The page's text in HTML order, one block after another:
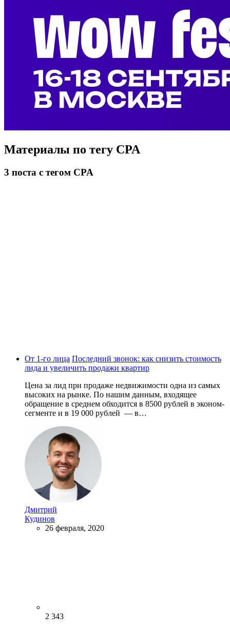
Материалы по тегу CPA
3 поста с тегом CPA
От 1-го лица Последний звонок: как снизить стоимость
лида и увеличить продажи квартир
Цена за лид при продаже недвижимости одна из самых
высоких на рынке. По нашим данным, входящее
обращение в среднем обходится в 8500 рублей в эконом-
сегменте и в 19 000 рублей — в…
Дмитрий
Кудинов
26 февраля, 2020
2 343